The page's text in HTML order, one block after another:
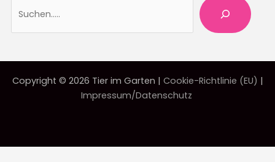
Copyright © 2026 Tier im Garten | Cookie-Richtlinie (EU) |
Impressum/Datenschutz